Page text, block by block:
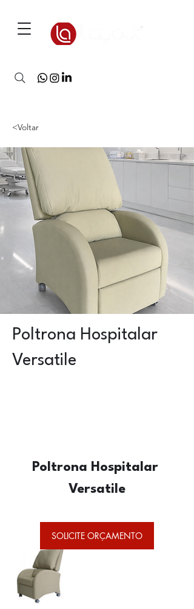
<Voltar
Poltrona Hospitalar
Versatile
Poltrona Hospitalar
Versatile
SOLICITE ORÇAMENTO